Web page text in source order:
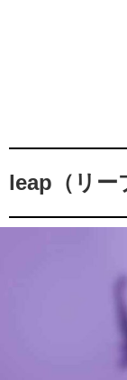
leap（リー